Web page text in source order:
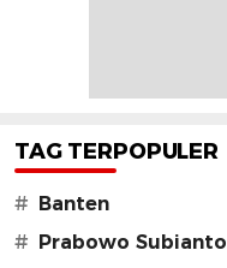
TAG TERPOPULER
# Banten
# Prabowo Subianto